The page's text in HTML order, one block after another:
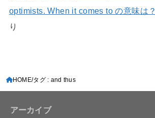
optimists. When it comes to の意味は？
り
HOME タグ : and thus
アーカイブ